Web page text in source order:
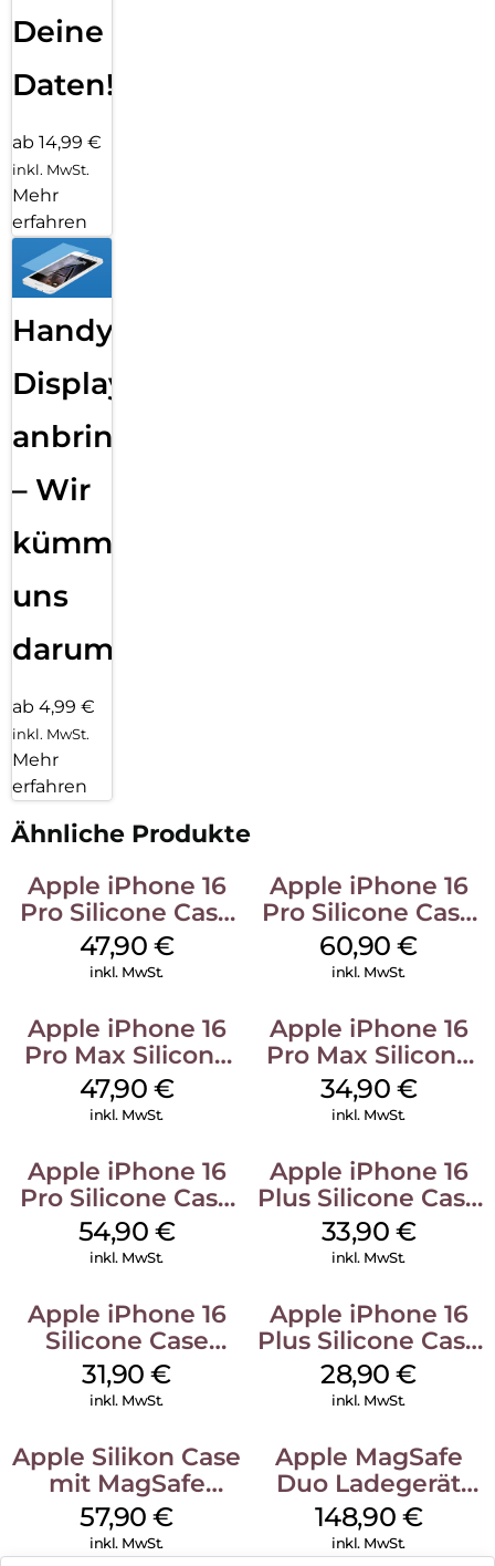
Deine
Daten!
ab 14,99 €
inkl. MwSt.
Mehr
erfahren
Handy
Displayfolie
anbringen
– Wir
kümmern
uns
darum!
ab 4,99 €
inkl. MwSt.
Mehr
erfahren
Ähnliche Produkte
Apple iPhone 16
Pro Silicone Case
MagSafe Denim
47,90 €
inkl. MwSt.
Apple iPhone 16
Pro Silicone Case
MagSafe Stone
Gray
60,90€
inkl. MwSt.
Apple iPhone 16
Pro Max Silicone
Case MagSafe
Black
47,90 €
inkl. MwSt.
Apple iPhone 16
Pro Max Silicone
Case MagSafe
Denim
34,90 €
inkl. MwSt.
Apple iPhone 16
Pro Silicone Case
MagSafe Black
54,90 €
inkl. MwSt.
Apple iPhone 16
Plus Silicone Case
MagSafe Lake
Green
33,90 €
inkl. MwSt.
Apple iPhone 16
Silicone Case
MagSafe Fuchsia
31,90€
inkl. MwSt.
Apple iPhone 16
Plus Silicone Case
MagSafe Black
28,90€
inkl. MwSt.
Apple Silikon Case
mit MagSafe
iPhone 14 Pro
(PRODUCT)RED
57,90€
inkl. MwSt.
Apple MagSafe
Duo Ladegerät
Weiß
148,90 €
inkl. MwSt.